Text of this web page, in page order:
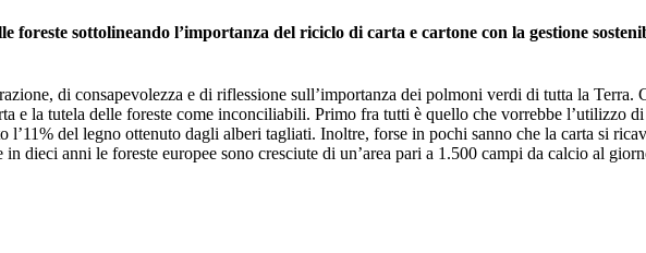
foreste sottolineando l’importanza del riciclo di carta e cartone con la gestione
di consapevolezza e di riflessione sull’importanza dei polmoni verdi di tutta la Terra.
e la tutela delle foreste come inconciliabili. Primo fra tutti è quello che vorrebbe l’utilizzo
del legno ottenuto dagli alberi tagliati. Inoltre, forse in pochi sanno che la carta si
dieci anni le foreste europee sono cresciute di un’area pari a 1.500 campi da calcio al